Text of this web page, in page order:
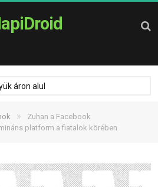
áron alul
»
Zuhan a Facebook
platform a fiatalok körében